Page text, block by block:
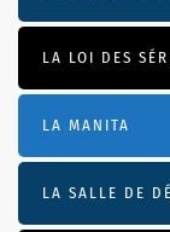
LA LOI DES
LA MANITA
LA SALLE DE